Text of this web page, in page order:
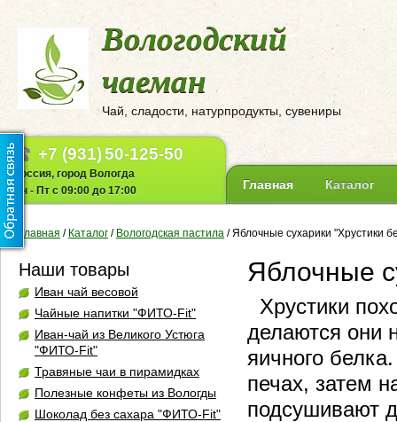
Вологодский
чаеман
Чай, сладости, натурпродукты, сувениры
+7 (931)50-125-50
Россия, город Вологда
Пн - Пт с 09:00 до 17:00
Главная Каталог
Главная / Каталог / Вологодская пастила / Яблочные сухарики "Хрустики
Наши товары
Иван чай весовой
Чайные напитки "ФИТО-Fit"
Иван-чай из Великого Устюга
"ФИТО-Fit"
Травяные чаи в пирамидках
Полезные конфеты из Вологды
Шоколад без сахара "ФИТО-Fit"
Яблочные
Хрустики
делаются они
яичного
печах, затем
подсушивают